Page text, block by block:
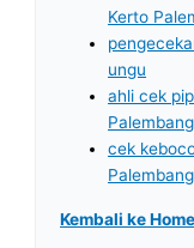
Kerto
ungu
ahli cek
Palembang
cek
Palembang
Kembali ke